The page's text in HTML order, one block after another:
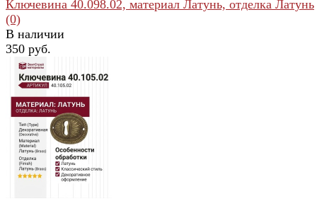
избранное сравнить
Ключевина 40.098.02, материал Латунь, отделка Латунь
(0)
В наличии
350 руб.